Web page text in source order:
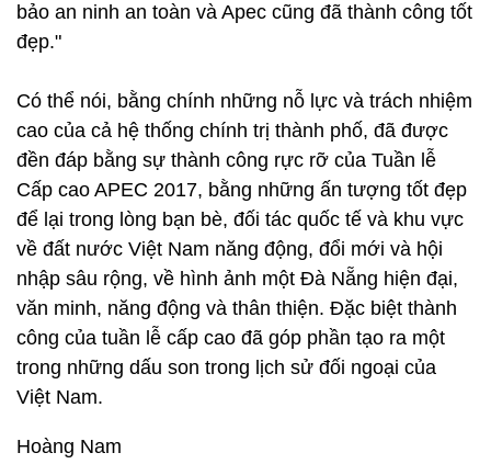
bảo an ninh an toàn và Apec cũng đã thành công tốt
đẹp."
Có thể nói, bằng chính những nỗ lực và trách nhiệm
cao của cả hệ thống chính trị thành phố, đã được
đền đáp bằng sự thành công rực rỡ của Tuần lễ
Cấp cao APEC 2017, bằng những ấn tượng tốt đẹp
để lại trong lòng bạn bè, đối tác quốc tế và khu vực
về đất nước Việt Nam năng động, đổi mới và hội
nhập sâu rộng, về hình ảnh một Đà Nẵng hiện đại,
văn minh, năng động và thân thiện. Đặc biệt thành
công của tuần lễ cấp cao đã góp phần tạo ra một
trong những dấu son trong lịch sử đối ngoại của
Việt Nam.
Hoàng Nam